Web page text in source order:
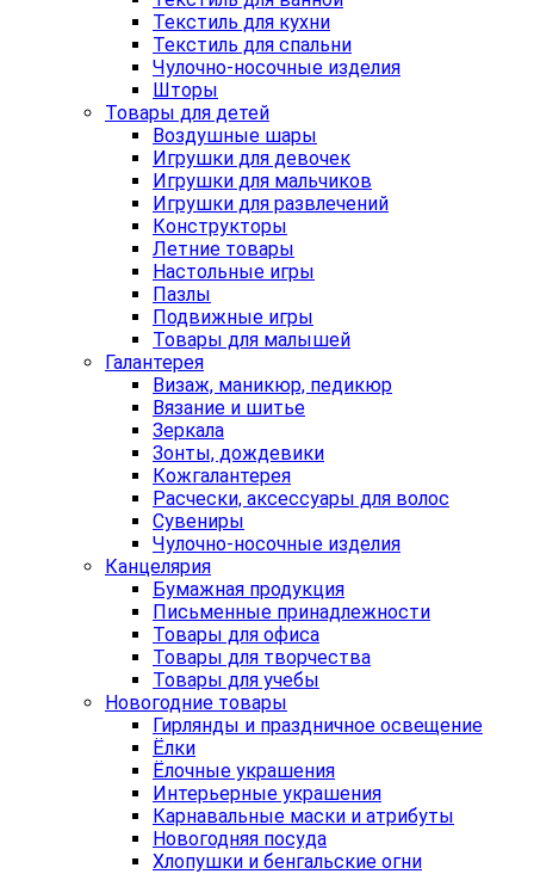
Текстиль для кухни
Текстиль для спальни
Чулочно-носочные изделия
Шторы
Товары для детей
Воздушные шары
Игрушки для девочек
Игрушки для мальчиков
Игрушки для развлечений
Конструкторы
Летние товары
Настольные игры
Пазлы
Подвижные игры
Товары для малышей
Галантерея
Визаж, маникюр, педикюр
Вязание и шитье
Зеркала
Зонты, дождевики
Кожгалантерея
Расчески, аксессуары для волос
Сувениры
Чулочно-носочные изделия
Канцелярия
Бумажная продукция
Письменные принадлежности
Товары для офиса
Товары для творчества
Товары для учебы
Новогодние товары
Гирлянды и праздничное освещение
Ёлки
Ёлочные украшения
Интерьерные украшения
Карнавальные маски и атрибуты
Новогодняя посуда
Хлопушки и бенгальские огни